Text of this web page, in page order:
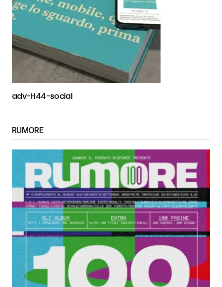
adv-H44-social
RUMORE